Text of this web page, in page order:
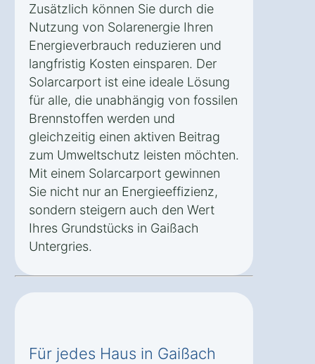
Zusätzlich können Sie durch die
Nutzung von Solarenergie Ihren
Energieverbrauch reduzieren und
langfristig Kosten einsparen. Der
Solarcarport ist eine ideale Lösung
für alle, die unabhängig von fossilen
Brennstoffen werden und
gleichzeitig einen aktiven Beitrag
zum Umweltschutz leisten möchten.
Mit einem Solarcarport gewinnen
Sie nicht nur an Energieeffizienz,
sondern steigern auch den Wert
Ihres Grundstücks in Gaißach
Untergries.
Für jedes Haus in Gaißach